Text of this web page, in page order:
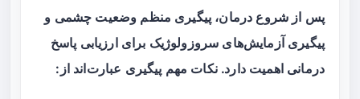
پس از شروع درمان، پیگیری منظم وضعیت چشمی و
پیگیری آزمایش‌های سروزولوژیک برای ارزیابی پاسخ
درمانی اهمیت دارد. نکات مهم پیگیری عبارت‌اند از: